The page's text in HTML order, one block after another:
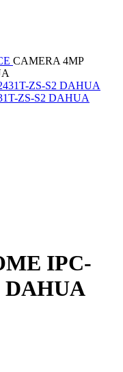
CAMERA 4MP
ZS-S2 DAHUA
IPC-
DAHUA